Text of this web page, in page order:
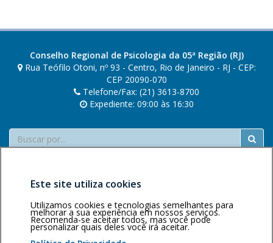
a
posts
Conselho Regional de Psicologia da 05ª Região (RJ)
Rua Teófilo Otoni, nº 93 - Centro, Rio de Janeiro - RJ - CEP:
CEP 20090-070
Telefone/Fax: (21) 3613-8700
Expediente: 09:00 às 16:30
Buscar
Área restritaPolítica de
privacidade
Personalização
Voltar ao topo
Este site utiliza cookies
Utilizamos cookies e tecnologias semelhantes para
melhorar a sua experiência em nossos serviços.
Recomenda-se aceitar todos, mas você pode
personalizar quais deles você irá aceitar.